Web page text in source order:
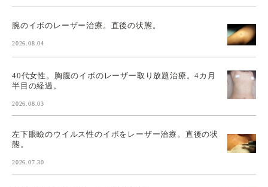
腕のイボのレーザー治療。直後の状態。
2026.08.04
40代女性。胸腹のイボのレーザー取り放題治療。4カ月
半目の経過。
2026.08.03
左下眼瞼のウイルス性のイボをレーザー治療。直後の状
態。
2026.07.30